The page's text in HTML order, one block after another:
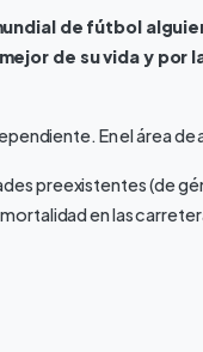
de fútbol
de su vida y por
En el área
preexistentes (de
en las